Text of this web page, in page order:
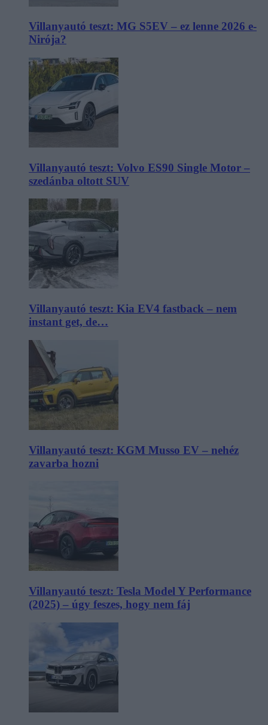
Villanyautó teszt: MG S5EV – ez lenne 2026 e-
Nirója?
Villanyautó teszt: Volvo ES90 Single Motor –
szedánba oltott SUV
Villanyautó teszt: Kia EV4 fastback – nem
instant get, de…
Villanyautó teszt: KGM Musso EV – nehéz
zavarba hozni
Villanyautó teszt: Tesla Model Y Performance
(2025) – úgy feszes, hogy nem fáj